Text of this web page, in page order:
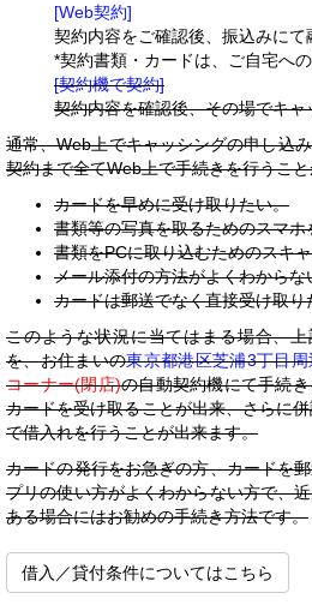
[Web契約]
契約内容をご確認後、振込みにて
*契約書類・カードは、ご自宅へ
[契約機で契約]
契約内容を確認後、その場でキ
通常、Web上でキャッシングの申し込
契約まで全てWeb上で手続きを行うこ
カードを早めに受け取りたい。
書類等の写真を取るためのスマ
書類をPCに取り込むためのスキ
メール添付の方法がよくわからな
カードは郵送でなく直接受け取り
このような状況に当てはまる場合、
を、お住まいの東京都港区芝浦3丁目周
コーナー(閉店)の自動契約機にて手続
カードを受け取ることが出来、さらに
で借入れを行うことが出来ます。
カードの発行をお急ぎの方、カードを
プリの使い方がよくわからない方で、
ある場合にはお勧めの手続き方法です。
借入／貸付条件についてはこちら